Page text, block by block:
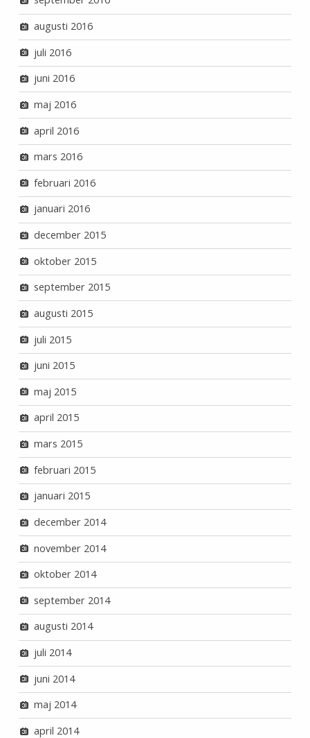
augusti 2016
juli 2016
juni 2016
maj 2016
april 2016
mars 2016
februari 2016
januari 2016
december 2015
oktober 2015
september 2015
augusti 2015
juli 2015
juni 2015
maj 2015
april 2015
mars 2015
februari 2015
januari 2015
december 2014
november 2014
oktober 2014
september 2014
augusti 2014
juli 2014
juni 2014
maj 2014
april 2014